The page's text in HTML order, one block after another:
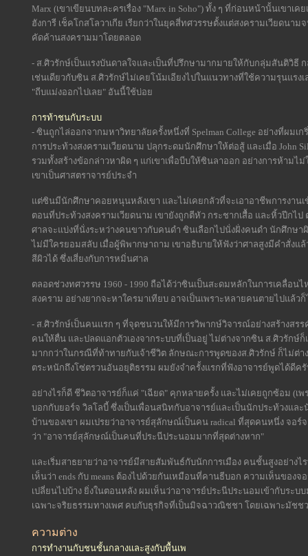
Marx (เขาเขียนบทละครเรื่อง "Marx in Soho") ทั้ง ๆ ที่ก่อนหน้านั้นเขาเ
ฮังการี เช็คโกสโลวาเกีย เรียกว่าในยุคสี่ทศวรรษตั้งแต่สงครามเวียดนา
คัดค้านสงครามมาโดยตลอด
- ส.ศิวรักษ์เป็นแรงบันดาลใจและเป็นที่ปรึกษามากมายให้กับกลุ่มสันติวิธี
เช่นเดียวกับซิน ส.ศิวรักษ์ไม่เคยโน้มเอียงไปในแนวทางที่ใช้ความรุนแรง
"ถีบแม่งออกไปเลย" อันนี้ใช้บ่อย
การท้าชนกับระบบ
- ซินถูกไล่ออกจากมหาวิทยาลัยครั้งหนึ่งที่ Spelman College อย่างที่ผมเก
การประท้วงสงครามเวียดนาม ปลุกระดมนักศึกษาให้ต่อสู้ และเมื่อ John
รวมทั้งสร้างข้อกล่าวหาผิด ๆ แก่เขาเพื่อบีบให้ซินลาออก อย่างการห้ามไม่
เขาเป็นศาสตราจารย์ประจำ
แต่ซินมีนักศึกษาคอยหนุนหลังเขา และไม่เคยกลัวที่จะเอาอาชีพการงานเ
ตอนที่ประท้วงสงครามเวียดนาม เขายังถูกตีหัว กระชากเสื้อ และหิ้วปีกไ
ศาลจะแบ่งที่นั่งระหว่างคนขาวกับคนดำ ซินเลือกไปนั่งฝั่งคนดำ นักศึกษา
ไม่มีใครยอมสลับ เมื่อผู้พิพากษาถาม เขาอธิบายให้ฟังว่าศาลสูงมีคำสั่งแ
สีผิวได้ ซึ่งเสี่ยงกับการหมิ่นศาล
ตลอดช่วงทศวรรษ 1960 - 1990 ถือได้ว่าซินเป็นสะดมหลักในการเคลื่อน
สงคราม อย่างยากจะหาใครมาเทียบ อาจเป็นเพราะหลายคนตายไปแล้วก็
- ส.ศิวรักษ์เป็นคนแรก ๆ ที่จุดชนวนให้มีการวิพากษ์วิจารณ์อย่างสร้างส
คนให้ตื่น และปลดแอกตัวเองจากระบบที่เป็นอยู่ ไม่ต่างจากซิน ส.ศิวรักษ์ก็
มากกว่าในกรณีที่ท้าทายกับเจ้าชีวิต ลักษณะการพูดของส.ศิวรักษ์ ก็ไม่ต่า
ตระหนักถึงโซ่ตรวนอันอยุติธรรม ผมยังจำครั้งแรกที่ฟังอาจารย์พูดได้ดีค
อย่างไรก็ดี ชีวิตอาจารย์ก็แค่ "เฉียด" คุกหลายครั้ง และไม่เคยถูกซ้อม (เ
บอกกับยอร์จ วิลโลบี้ ซึ่งเป็นเพื่อนสนิทกับอาจารย์และเป็นนักประท้วงแล
บ้านของเขา ผมเปรยว่าอาจารย์สุลักษณ์เป็นคน radical ที่สุดคนหนึ่ง จอ
ว่า "อาจารย์สุลักษณ์เป็นคนที่ประนีประนอมมากที่สุดต่างหาก"
และเริ่มสาธยายว่าอาจารย์มีสายสัมพันธ์กับนักการเมือง คนชั้นสูงอย่างไ
เห็นว่า ends กับ means ต้องไปด้วยกันเหมือนที่คานธีบอก ความเห็นขอ
เปลี่ยนไปบ้าง ยิ่งในตอนหลัง ผมเห็นว่าอาจารย์ประนีประนอมเข้ากับระ
เฉพาะจริยธรรมทางเพศ คบกับธุรกิจที่เป็นมิจฉาวณิชชา โดยเฉพาะมัช
ความต่าง
การทำงานกับชนชั้นกลางและสูงกับพื้นเพ